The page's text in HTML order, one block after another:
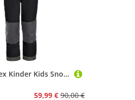
VAUDE Unisex Kinder Kids Snow Cup Pants Iii Hose, Schwarz, 122/128 EU
59,99 € 90,00 €